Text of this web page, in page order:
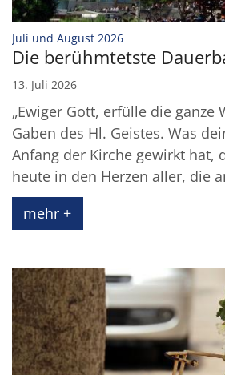
Juli und August 2026:
Die berühmtetste
13. Juli 2026
„Ewiger Gott, erfülle die ganze
Gaben des Hl. Geistes. Was
Anfang der Kirche gewirkt hat,
heute in den Herzen aller, die
mehr +